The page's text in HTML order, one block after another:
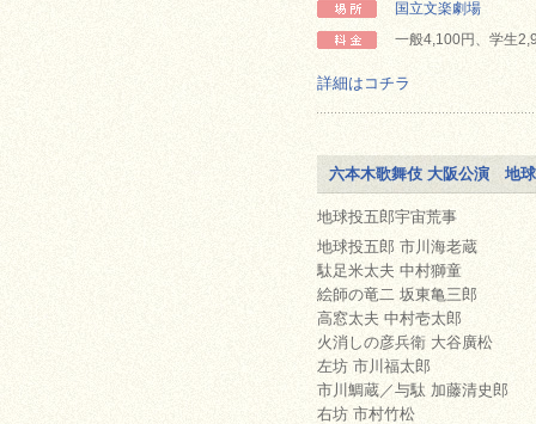
国立文楽劇場
一般4,100円、学生
詳細はコチラ
六本木歌舞伎 大阪公演 地
地球投五郎宇宙荒事
地球投五郎 市川海老蔵
駄足米太夫 中村獅童
絵師の竜二 坂東亀三郎
高窓太夫 中村壱太郎
火消しの彦兵衛 大谷廣松
左坊 市川福太郎
市川鯛蔵／与駄 加藤清史郎
右坊 市村竹松